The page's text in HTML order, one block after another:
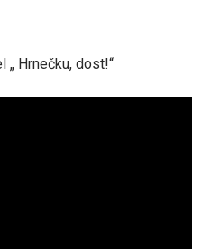
Hrnečku, dost!“